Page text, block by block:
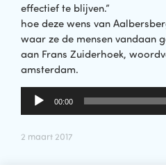
effectief te blijven.”
hoe deze wens van
waar ze de mensen vandaan
aan Frans Zuiderhoek,
amsterdam.
Audiospeler
00:00
2 maart 2017